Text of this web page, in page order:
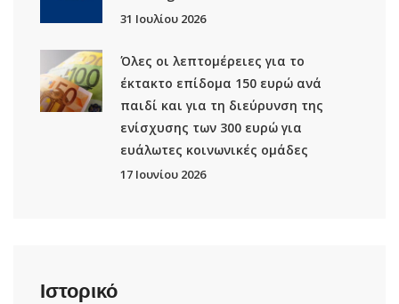
31 Ιουλίου 2026
Όλες οι λεπτομέρειες για το
έκτακτο επίδομα 150 ευρώ ανά
παιδί και για τη διεύρυνση της
ενίσχυσης των 300 ευρώ για
ευάλωτες κοινωνικές ομάδες
17 Ιουνίου 2026
Ιστορικό